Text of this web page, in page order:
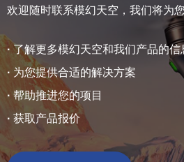
欢迎随时联系模幻天空，我们将为
· 了解更多模幻天空和我们产品的信
· 为您提供合适的解决方案
· 帮助推进您的项目
· 获取产品报价